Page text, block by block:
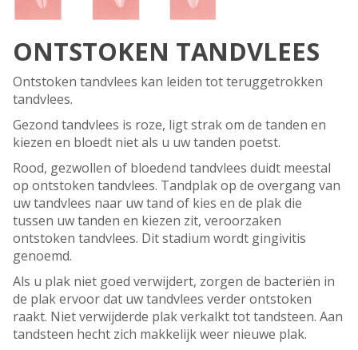
ONTSTOKEN TANDVLEES
Ontstoken tandvlees kan leiden tot teruggetrokken
tandvlees.
Gezond tandvlees is roze, ligt strak om de tanden en
kiezen en bloedt niet als u uw tanden poetst.
Rood, gezwollen of bloedend tandvlees duidt meestal
op ontstoken tandvlees. Tandplak op de overgang van
uw tandvlees naar uw tand of kies en de plak die
tussen uw tanden en kiezen zit, veroorzaken
ontstoken tandvlees. Dit stadium wordt gingivitis
genoemd.
Als u plak niet goed verwijdert, zorgen de bacteriën in
de plak ervoor dat uw tandvlees verder ontstoken
raakt. Niet verwijderde plak verkalkt tot tandsteen. Aan
tandsteen hecht zich makkelijk weer nieuwe plak.